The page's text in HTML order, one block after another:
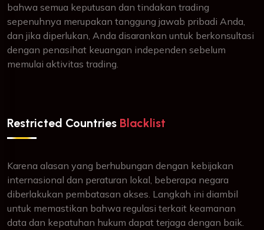
bahwa semua keputusan dan tindakan trading
sepenuhnya merupakan tanggung jawab pribadi Anda,
dan jika diperlukan, Anda disarankan untuk berkonsultasi
dengan penasihat keuangan independen sebelum
memulai aktivitas trading.
Restricted Countries Blacklist
Karena alasan yang berhubungan dengan kebijakan
internasional dan peraturan lokal, beberapa negara
diberlakukan pembatasan akses. Langkah ini diambil
untuk memastikan bahwa regulasi terkait keamanan
data dan kepatuhan hukum dapat terjaga dengan baik.